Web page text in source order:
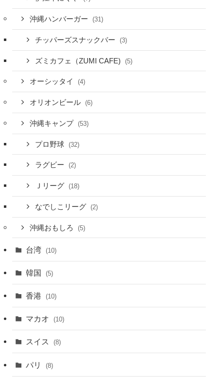
沖縄ハンバーガー (31)
チッパーズスナックバー (3)
ズミカフェ（ZUMI CAFE) (5)
オーシッタイ (4)
オリオンビール (6)
沖縄キャンプ (53)
プロ野球 (32)
ラグビー (2)
Ｊリーグ (18)
なでしこリーグ (2)
沖縄おもしろ (5)
台湾 (10)
韓国 (5)
香港 (10)
マカオ (10)
スイス (8)
パリ (8)